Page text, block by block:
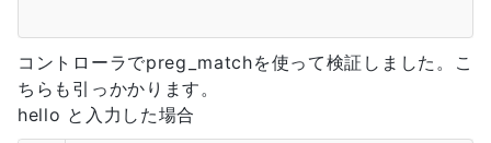
コントローラでpreg_matchを使って検証しました。こ
ちらも引っかかります。
hello と入力した場合